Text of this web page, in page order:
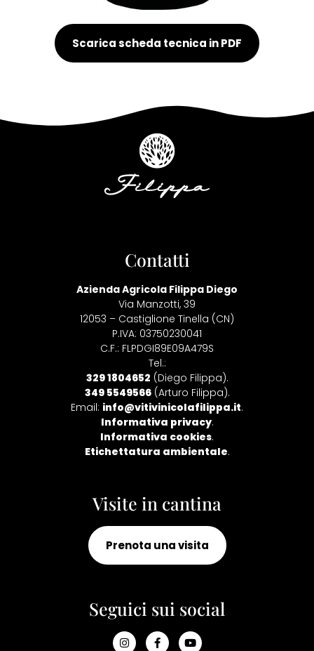
Scarica scheda tecnica in PDF
Contatti
Azienda Agricola Filippa Diego
Via Manzotti, 39
12053 – Castiglione Tinella (CN)
P.IVA: 03750230041
C.F.: FLPDGI89E09A479S
Tel.:
329 1804652 (Diego Filippa).
349 5549566(Arturo Filippa).
Email: info@vitivinicolafilippa.it.
Informativa privacy.
Informativa cookies.
Etichettatura ambientale.
Visite in cantina
Prenota una visita
Seguici sui social